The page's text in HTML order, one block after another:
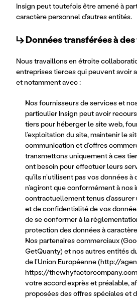
Insign peut toutefois être amené à
caractère personnel d’autres entités.
↳Données transférées à
Nous travaillons en étroite
entreprises tierces qui peuvent avoir
et notamment avec :
Nos fournisseurs de services et
particulier Insign peut avoir
tiers pour héberger le site web,
l’exploitation du site, maintenir le
communication et d’offres
transmettons uniquement à ces
ont besoin pour effectuer leurs
qu’ils n’utilisent pas vos données à
n’agiront que conformément à
contractuellement tenus
et de confidentialité de vos
de se conformer à la
protection des données à
Nos partenaires commerciaux
GetQuanty) et nos autres entités
de l’Union Européenne (http://
https://
votre accord exprès et préalable,
proposées des offres spéciales et